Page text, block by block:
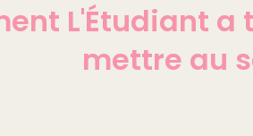
L'Étudiant
mettre au